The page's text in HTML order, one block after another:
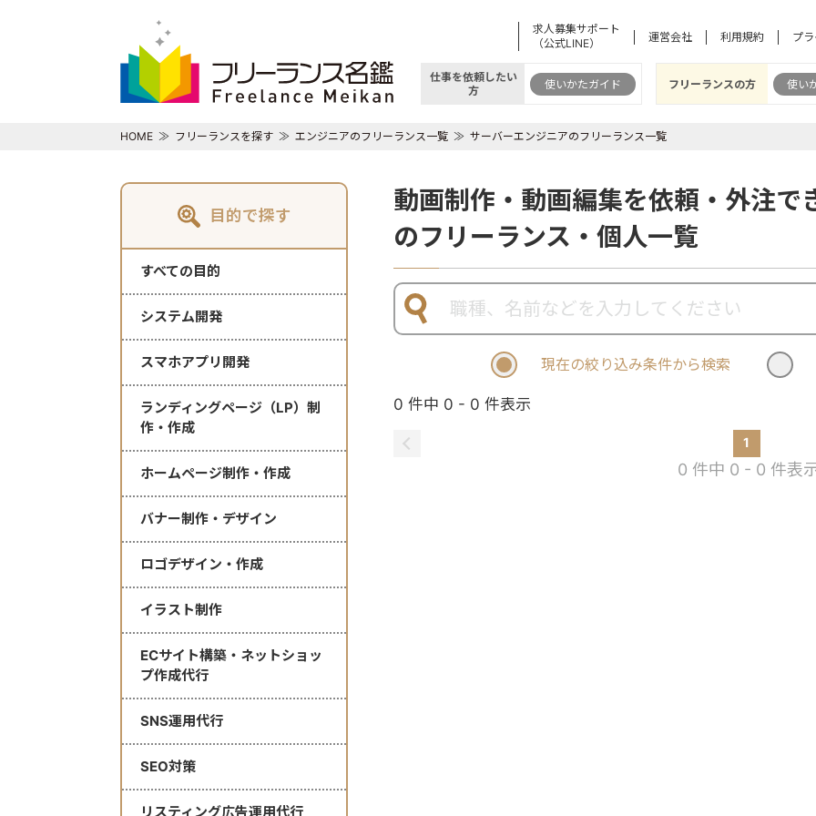
求人募集サポート
（公式LINE）
運営会社 利用規約 プ
仕事を依頼したい
方
使いかたガイド フリーランスの方 使い
HOME フリーランスを探す エンジニアのフリーランス一覧 サーバーエンジニアのフリーランス一覧
目的で探す
すべての目的
システム開発
スマホアプリ開発
ランディングページ（LP）制
作・作成
ホームページ制作・作成
バナー制作・デザイン
ロゴデザイン・作成
イラスト制作
ECサイト構築・ネットショッ
プ作成代行
SNS運用代行
SEO対策
リスティング広告運用代行
動画制作・動画編集を依頼・外注で
のフリーランス・個人一覧
現在の絞り込み条件から検索
0 件中 0 - 0 件表示
1
0 件中 0 - 0 件表